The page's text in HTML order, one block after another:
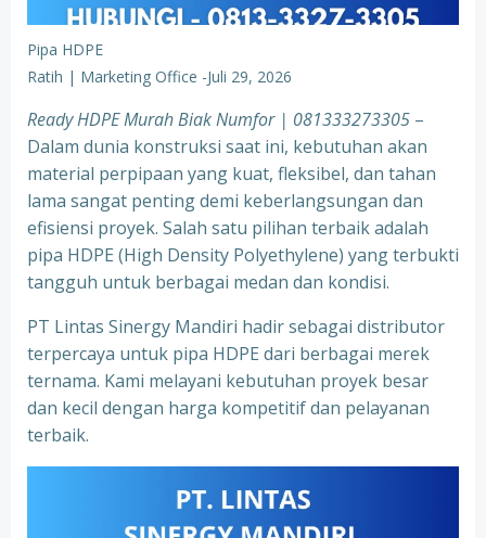
Pipa HDPE
Ratih | Marketing Office -Juli 29, 2026
Ready HDPE Murah Biak Numfor| 081333273305 –
Dalam dunia konstruksi saat ini, kebutuhan akan
material perpipaan yang kuat, fleksibel, dan tahan
lama sangat penting demi keberlangsungan dan
efisiensi proyek. Salah satu pilihan terbaik adalah
pipa HDPE (High Density Polyethylene) yang terbukti
tangguh untuk berbagai medan dan kondisi.
PT Lintas Sinergy Mandiri hadir sebagai distributor
terpercaya untuk pipa HDPE dari berbagai merek
ternama. Kami melayani kebutuhan proyek besar
dan kecil dengan harga kompetitif dan pelayanan
terbaik.